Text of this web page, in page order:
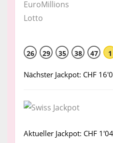
26 29 35 38 47 1
Nächster Jackpot: CHF
Aktueller Jackpot: CHF